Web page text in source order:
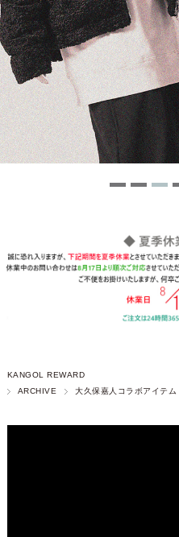
KANGOL REWARD
ARCHIVE
大久保嘉人コラボアイテム